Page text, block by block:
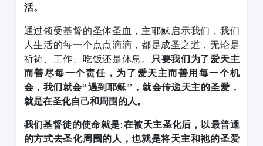
活。
通过领受基督的圣体圣血，主耶稣启示我们，我们
人生活的每一个点点滴滴，都是成圣之道，无论是
祈祷、工作、吃饭还是休息。 只要我们为了爱天主
而善尽每一个责任，为了爱天主而善用每一个机
会，我们就会“遇到耶稣” ，就会传递天主的圣爱，
就是在圣化自己和周围的人。
我们基督徒的使命就是:在被天主圣化后，以最普通
的方式去圣化周围的人，也就是将天主和祂的圣爱